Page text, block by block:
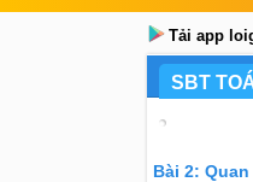
Tải app
SBT
Bài 2: